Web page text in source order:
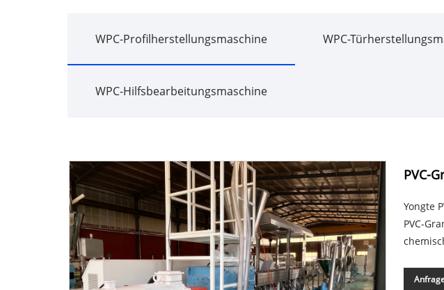
WPC-Profilherstellungsmaschine WPC-
WPC-Hilfsbearbeitungsmaschine
PVC-
Yongte
PVC-